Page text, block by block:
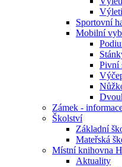
Sportovní
Mobilní
Pivní
Zámek -
Školství
Základní
Mateřská
Místní knihovna
Aktuality